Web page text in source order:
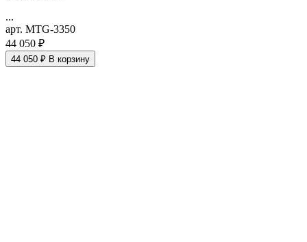
...
арт. MTG-3350
44 050 ₽
44 050 ₽ В корзину